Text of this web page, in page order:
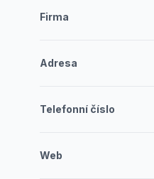
Firma
Adresa
Telefonní číslo
Web